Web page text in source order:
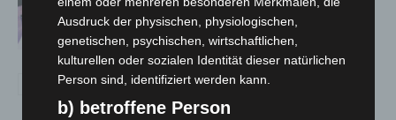
von Anzeigen per Videochat
Ausdruck der physischen, physiologischen,
genetischen, psychischen, wirtschaftlichen,
kulturellen oder sozialen Identität dieser natürlichen
Person sind, identifiziert werden kann.
b) betroffene Person